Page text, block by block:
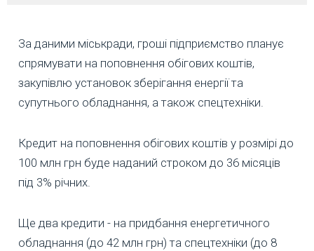
За даними міськради, гроші підприємство планує
спрямувати на поповнення обігових коштів,
закупівлю установок зберігання енергії та
супутнього обладнання, а також спецтехніки.
Кредит на поповнення обігових коштів у розмірі до
100 млн грн буде наданий строком до 36 місяців
під 3% річних.
Ще два кредити - на придбання енергетичного
обладнання (до 42 млн грн) та спецтехніки (до 8